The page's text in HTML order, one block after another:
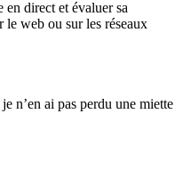
en direct et évaluer sa
web ou sur les réseaux
n’en ai pas perdu une miette